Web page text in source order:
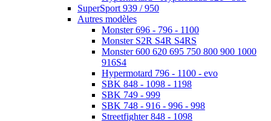
SuperSport 939 / 950
Autres modèles
Monster 696 - 796 - 1100
Monster S2R S4R S4RS
Monster 600 620 695 750 800 900 1000
916S4
Hypermotard 796 - 1100 - evo
SBK 848 - 1098 - 1198
SBK 749 - 999
SBK 748 - 916 - 996 - 998
Streetfighter 848 - 1098